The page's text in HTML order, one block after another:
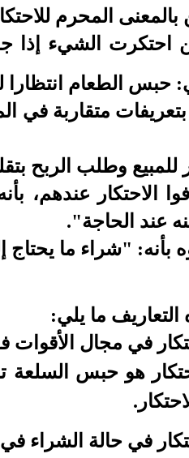
المحرم
احتكرت الشيء إذا
حبس الطعام انتظارا
متقاربة في
للمبيع وطلب الربح
الاحتكار عندهم،
عند الحاجة".
بأنه: "شراء ما
ما يلي:
في مجال الأقوات
هو حبس السلعة
في حالة الشراء